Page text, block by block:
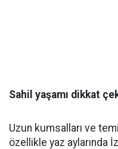
Sahil yaşamı dikkat
Uzun kumsalları ve
özellikle yaz aylarında